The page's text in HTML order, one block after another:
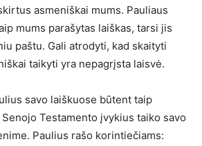
asmeniškai mums. Pauliaus
mums parašytas laiškas, tarsi jis
paštu. Gali atrodyti, kad skaityti
taikyti yra nepagrįsta laisvė.
savo laiškuose būtent taip
Testamento įvykius taiko savo
Paulius rašo korintiečiams: